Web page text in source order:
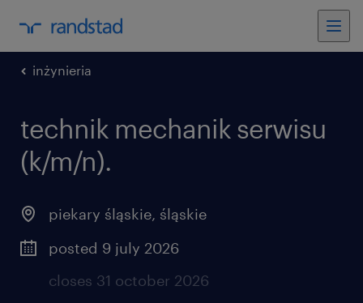
inżynieria
technik mechanik serwisu
(k/m/n).
piekary śląskie, śląskie
posted 9 july 2026
closes 31 october 2026